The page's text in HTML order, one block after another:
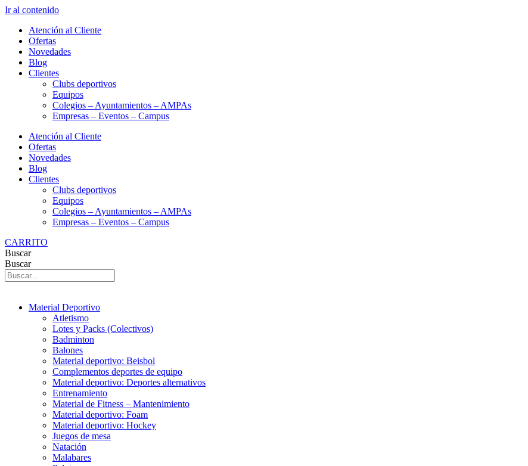
Ir al contenido
Atención al Cliente
Ofertas
Novedades
Blog
Clientes
Clubs deportivos
Equipos
Colegios – Ayuntamientos – AMPAs
Empresas – Eventos – Campus
Atención al Cliente
Ofertas
Novedades
Blog
Clientes
Clubs deportivos
Equipos
Colegios – Ayuntamientos – AMPAs
Empresas – Eventos – Campus
CARRITO
Buscar
Buscar
Material Deportivo
Atletismo
Lotes y Packs (Colectivos)
Badminton
Balones
Material deportivo: Beisbol
Complementos deportes de equipo
Material deportivo: Deportes alternativos
Entrenamiento
Material de Fitness – Mantenimiento
Material deportivo: Foam
Material deportivo: Hockey
Juegos de mesa
Natación
Malabares